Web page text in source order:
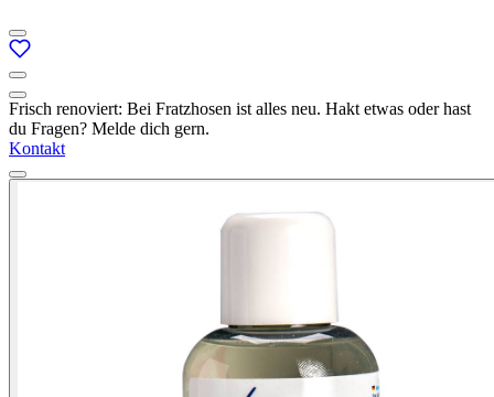
Frisch renoviert: Bei Fratzhosen ist alles neu. Hakt etwas oder hast
du Fragen? Melde dich gern.
Kontakt